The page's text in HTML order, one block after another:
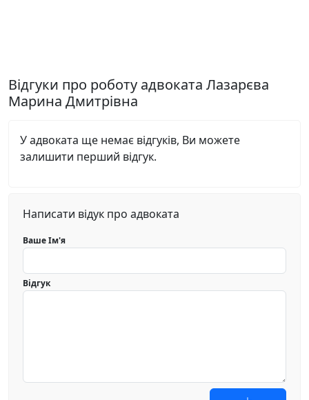
Відгуки про роботу адвоката Лазарєва
Марина Дмитрівна
У адвоката ще немає відгуків, Ви можете
залишити перший відгук.
Написати відук про адвоката
Ваше Ім'я
Відгук